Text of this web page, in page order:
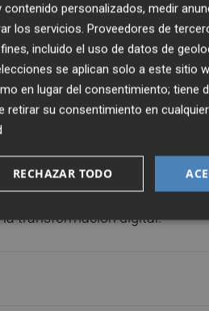
dentro de su plan
, lo que supone hasta el
cerca de 1.700 son
todo a las sucursales
en localidades de menor
transformación digital.
personalizados, medir
los servicios. Proveedores de
incluido el uso de datos de
se aplican solo a este sitio
en lugar del consentimiento; tiene
retirar su consentimiento en
RECHAZAR TODO